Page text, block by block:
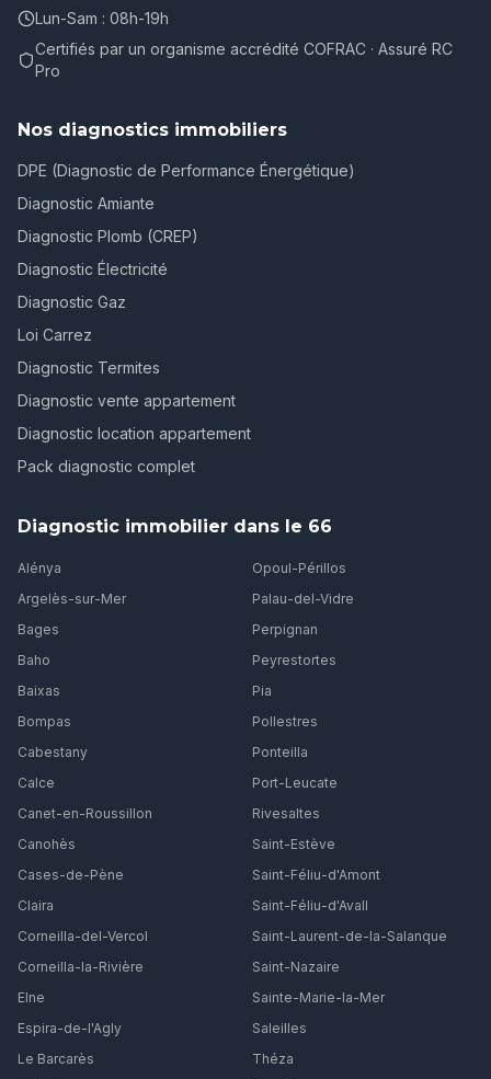
Lun-Sam : 08h-19h
Certifiés par un organisme accrédité COFRAC · Assuré RC
Pro
Nos diagnostics immobiliers
DPE (Diagnostic de Performance Énergétique)
Diagnostic Amiante
Diagnostic Plomb (CREP)
Diagnostic Électricité
Diagnostic Gaz
Loi Carrez
Diagnostic Termites
Diagnostic vente appartement
Diagnostic location appartement
Pack diagnostic complet
Diagnostic immobilier dans le 66
Alénya
Argelès-sur-Mer
Bages
Baho
Baixas
Bompas
Cabestany
Calce
Canet-en-Roussillon
Canohès
Cases-de-Pène
Claira
Corneilla-del-Vercol
Corneilla-la-Rivière
Elne
Espira-de-l'Agly
Le Barcarès
Opoul-Périllos
Palau-del-Vidre
Perpignan
Peyrestortes
Pia
Pollestres
Ponteilla
Port-Leucate
Rivesaltes
Saint-Estève
Saint-Féliu-d'Amont
Saint-Féliu-d'Avall
Saint-Laurent-de-la-Salanque
Saint-Nazaire
Sainte-Marie-la-Mer
Saleilles
Théza